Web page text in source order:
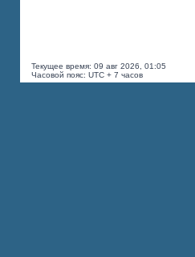
Текущее время: 09 авг 2026, 01:05
Часовой пояс: UTC + 7 часов